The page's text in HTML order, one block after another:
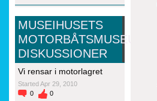
MUSEIHUSETS
MOTORBÅTSMUSEUMS
DISKUSSIONER
Vi rensar i motorlagret
Started Apr 29, 2010
0
0